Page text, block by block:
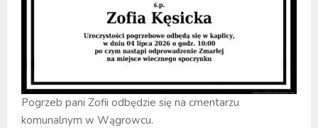
Pogrzeb pani Zofii odbędzie się na cmentarzu
komunalnym w Wągrowcu.